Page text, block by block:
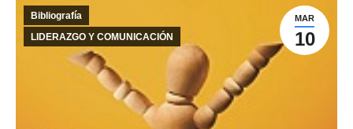
MAR
10
Bibliografía
LIDERAZGO Y COMUNICACIÓN